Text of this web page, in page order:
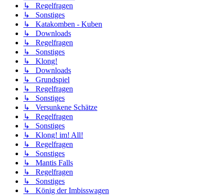
↳ Regelfragen
↳ Sonstiges
↳ Katakomben - Kuben
↳ Downloads
↳ Regelfragen
↳ Sonstiges
↳ Klong!
↳ Downloads
↳ Grundspiel
↳ Regelfragen
↳ Sonstiges
↳ Versunkene Schätze
↳ Regelfragen
↳ Sonstiges
↳ Klong! im! All!
↳ Regelfragen
↳ Sonstiges
↳ Mantis Falls
↳ Regelfragen
↳ Sonstiges
↳ König der Imbisswagen